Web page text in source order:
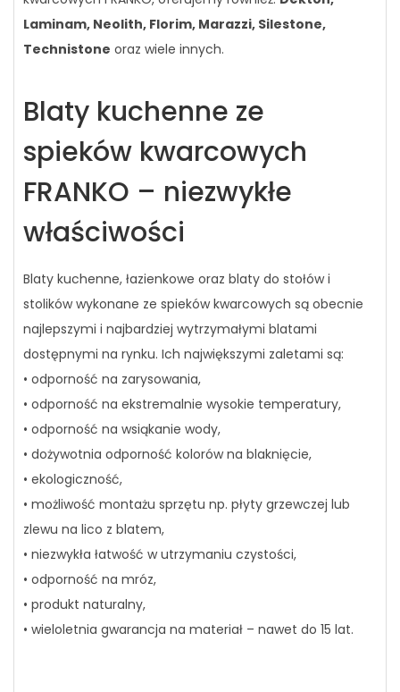
Laminam, Neolith, Florim, Marazzi, Silestone,
Technistone oraz wiele innych.
Blaty kuchenne ze
spieków kwarcowych
FRANKO – niezwykłe
właściwości
Blaty kuchenne, łazienkowe oraz blaty do stołów i
stolików wykonane ze spieków kwarcowych są obecnie
najlepszymi i najbardziej wytrzymałymi blatami
dostępnymi na rynku. Ich największymi zaletami są:
• odporność na zarysowania,
• odporność na ekstremalnie wysokie temperatury,
• odporność na wsiąkanie wody,
• dożywotnia odporność kolorów na blaknięcie,
• ekologiczność,
• możliwość montażu sprzętu np. płyty grzewczej lub
zlewu na lico z blatem,
• niezwykła łatwość w utrzymaniu czystości,
• odporność na mróz,
• produkt naturalny,
• wieloletnia gwarancja na materiał – nawet do 15 lat.